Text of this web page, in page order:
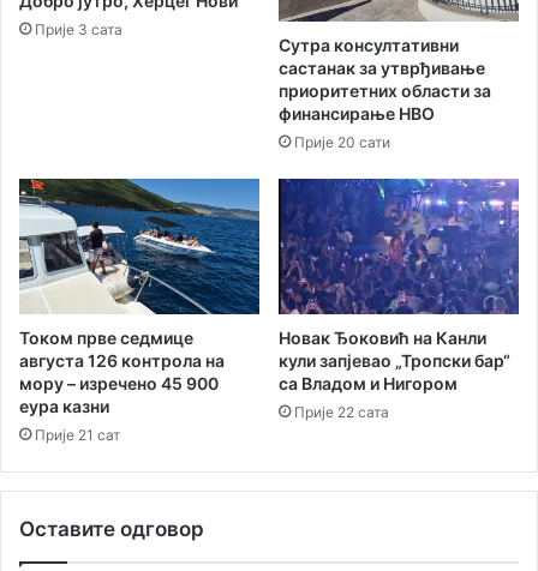
к
т
а
д
а
л
и
ш
т
а
о
д
И
г
а
а
о
М
Прије 3 сата
Сутра консултативни
састанак за утврђивање
приоритетних области за
финансирање НВО
Прије 20 сати
Током прве седмице
августа 126 контрола на
мору – изречено 45 900
еура казни
Прије 21 сат
Новак Ђоковић на Канли
кули запјевао „Тропски бар“
са Владом и Нигором
Прије 22 сата
Оставите одговор